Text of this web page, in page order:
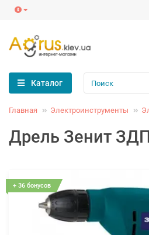
Каталог
Главная Электроинструменты
Дрель Зенит
+ 36 бонусов